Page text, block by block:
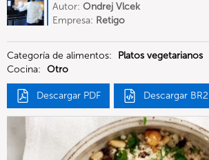
Autor: Ondrej Vlcek
Empresa: Retigo
Categoría de alimentos:
Platos vegetarianos
Cocina: Otro
Descargar PDF Descargar BR2